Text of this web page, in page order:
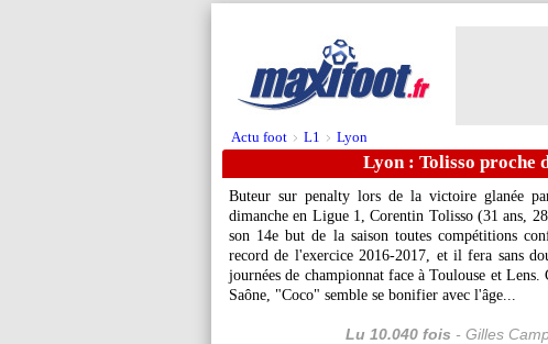
Actu foot > L1 > Lyon
Lyon : Tolisso proche
Buteur sur penalty lors de la victoire glanée
dimanche en Ligue 1, Corentin Tolisso(31 ans,
son 14e but de la saison toutes compétitions
record de l'exercice 2016-2017, et il fera sans
journées de championnat face à Toulouse et
Saône, "Coco" semble se bonifier avec l'âge...
Lu 10.040 fois - Gilles